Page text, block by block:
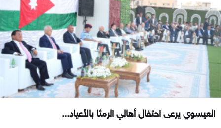
العيسوي يرعى احتفال أهالي الرمثا بالأعياد...